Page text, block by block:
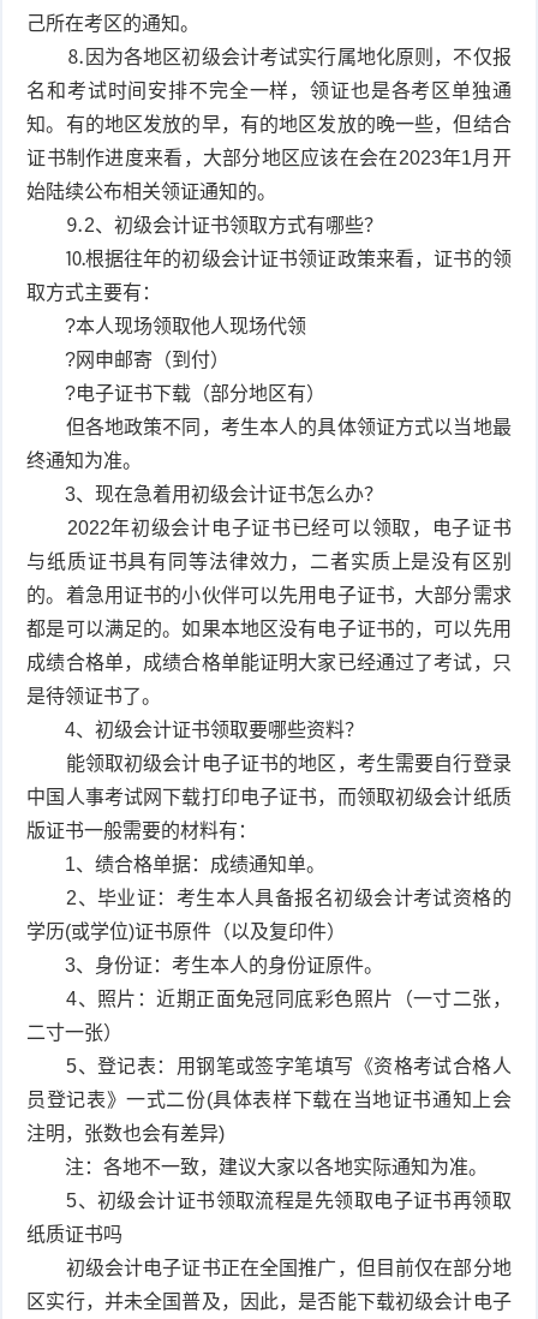
己所在考区的通知。
⒏因为各地区初级会计考试实行属地化原则，不仅报
名和考试时间安排不完全一样，领证也是各考区单独通
知。有的地区发放的早，有的地区发放的晚一些，但结合
证书制作进度来看，大部分地区应该在会在2023年1月开
始陆续公布相关领证通知的。
⒐2、初级会计证书领取方式有哪些？
⒑根据往年的初级会计证书领证政策来看，证书的领
取方式主要有：
?本人现场领取他人现场代领
?网申邮寄（到付）
?电子证书下载（部分地区有）
但各地政策不同，考生本人的具体领证方式以当地最
终通知为准。
3、现在急着用初级会计证书怎么办？
2022年初级会计电子证书已经可以领取，电子证书
与纸质证书具有同等法律效力，二者实质上是没有区别
的。着急用证书的小伙伴可以先用电子证书，大部分需求
都是可以满足的。如果本地区没有电子证书的，可以先用
成绩合格单，成绩合格单能证明大家已经通过了考试，只
是待领证书了。
4、初级会计证书领取要哪些资料？
能领取初级会计电子证书的地区，考生需要自行登录
中国人事考试网下载打印电子证书，而领取初级会计纸质
版证书一般需要的材料有：
1、绩合格单据：成绩通知单。
2、毕业证：考生本人具备报名初级会计考试资格的
学历(或学位)证书原件（以及复印件）
3、身份证：考生本人的身份证原件。
4、照片：近期正面免冠同底彩色照片（一寸二张，
二寸一张）
5、登记表：用钢笔或签字笔填写《资格考试合格人
员登记表》一式二份(具体表样下载在当地证书通知上会
注明，张数也会有差异)
注：各地不一致，建议大家以各地实际通知为准。
5、初级会计证书领取流程是先领取电子证书再领取
纸质证书吗
初级会计电子证书正在全国推广，但目前仅在部分地
区实行，并未全国普及，因此，是否能下载初级会计电子